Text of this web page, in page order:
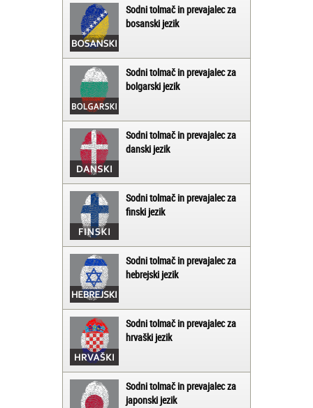
Sodni tolmač in prevajalec za
bosanski jezik
Sodni tolmač in prevajalec za
bolgarski jezik
Sodni tolmač in prevajalec za
danski jezik
Sodni tolmač in prevajalec za
finski jezik
Sodni tolmač in prevajalec za
hebrejski jezik
Sodni tolmač in prevajalec za
hrvaški jezik
Sodni tolmač in prevajalec za
japonski jezik